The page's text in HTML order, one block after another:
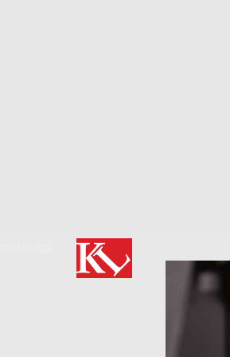
Kaiserslautern